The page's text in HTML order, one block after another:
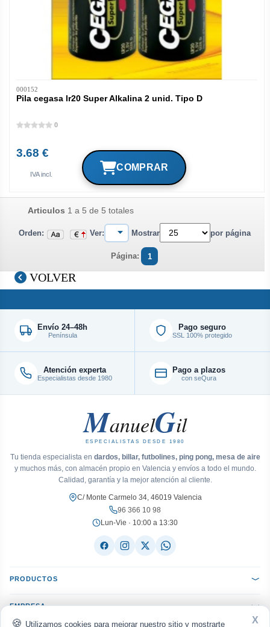
Utilizamos cookies para mejorar nuestro sitio y mostrarte X
000152
Pila cegasa lr20 Super Alkalina 2 unid. Tipo D
0
3.68 €
IVA incl.
Articulos 1 a 5 de 5 totales
Orden: Ver: Mostrar por página
Página: 1
VOLVER
Envío 24–48h
Península
Pago seguro
SSL 100% protegido
Atención experta
Especialistas desde 1980
Pago a plazos
con seQura
ManuelGil
ESPECIALISTAS DESDE 1980
Tu tienda especialista en dardos, billar, futbolines, ping pong, mesa de aire
y muchos más, con almacén propio en Valencia y envíos a todo el mundo.
Calidad, garantía y la mejor atención al cliente.
C/ Monte Carmelo 34, 46019 Valencia
96 366 10 98
Lun-Vie · 10:00 a 13:30
PRODUCTOS
EMPRESA